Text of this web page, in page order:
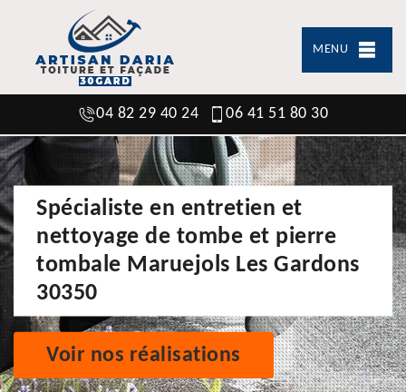
MENU
04 82 29 40 24 06 41 51 80 30
Spécialiste en entretien et
nettoyage de tombe et pierre
tombale Maruejols Les Gardons
30350
Voir nos réalisations